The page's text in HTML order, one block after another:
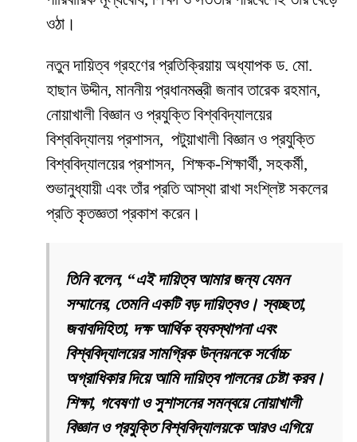
ওঠা।
নতুন দায়িত্ব গ্রহণের প্রতিক্রিয়ায় অধ্যাপক ড. মো.
হাছান উদ্দীন, মাননীয় প্রধানমন্ত্রী জনাব তারেক রহমান,
নোয়াখালী বিজ্ঞান ও প্রযুক্তি বিশ্ববিদ্যালয়ের
বিশ্ববিদ্যালয় প্রশাসন, পটুয়াখালী বিজ্ঞান ও প্রযুক্তি
বিশ্ববিদ্যালয়ের প্রশাসন, শিক্ষক-শিক্ষার্থী, সহকর্মী,
শুভানুধ্যায়ী এবং তাঁর প্রতি আস্থা রাখা সংশ্লিষ্ট সকলের
প্রতি কৃতজ্ঞতা প্রকাশ করেন।
তিনি বলেন, “এই দায়িত্ব আমার জন্য যেমন
সম্মানের, তেমনি একটি বড় দায়িত্বও। স্বচ্ছতা,
জবাবদিহিতা, দক্ষ আর্থিক ব্যবস্থাপনা এবং
বিশ্ববিদ্যালয়ের সামগ্রিক উন্নয়নকে সর্বোচ্চ
অগ্রাধিকার দিয়ে আমি দায়িত্ব পালনের চেষ্টা করব।
শিক্ষা, গবেষণা ও সুশাসনের সমন্বয়ে নোয়াখালী
বিজ্ঞান ও প্রযুক্তি বিশ্ববিদ্যালয়কে আরও এগিয়ে